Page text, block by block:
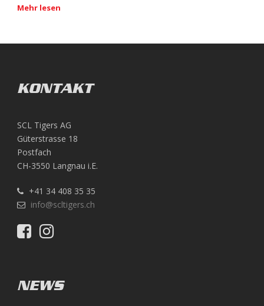
Mehr lesen
KONTAKT
SCL Tigers AG
Güterstrasse 18
Postfach
CH-3550 Langnau i.E.
+41 34 408 35 35
info@scltigers.ch
NEWS